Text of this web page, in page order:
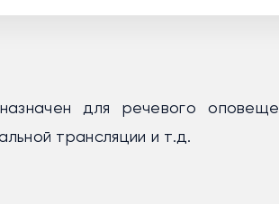
для речевого
трансляции и т.д.